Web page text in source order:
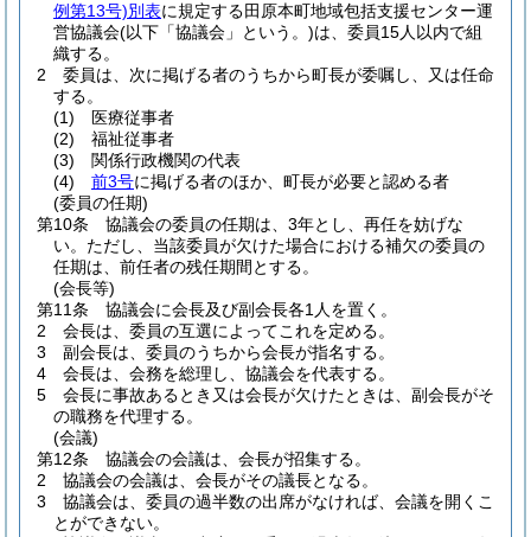
例第13号)別表に規定する田原本町地域包括支援センター運
営協議会(以下「協議会」という。)は、委員15人以内で組
織する。
2
委員は、次に掲げる者のうちから町長が委嘱し、又は任命
する。
(1)
医療従事者
(2)
福祉従事者
(3)
関係行政機関の代表
(4)
前3号に掲げる者のほか、町長が必要と認める者
(委員の任期)
第10条
協議会の委員の任期は、3年とし、再任を妨げな
い。 ただし、当該委員が欠けた場合における補欠の委員の
任期は、前任者の残任期間とする。
(会長等)
第11条
協議会に会長及び副会長各1人を置く。
2
会長は、委員の互選によってこれを定める。
3
副会長は、委員のうちから会長が指名する。
4
会長は、会務を総理し、協議会を代表する。
5
会長に事故あるとき又は会長が欠けたときは、副会長がそ
の職務を代理する。
(会議)
第12条
協議会の会議は、会長が招集する。
2
協議会の会議は、会長がその議長となる。
3
協議会は、委員の過半数の出席がなければ、会議を開くこ
とができない。